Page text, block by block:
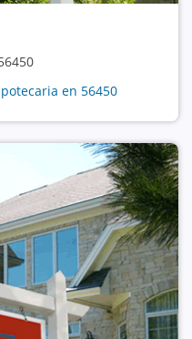
en 56450